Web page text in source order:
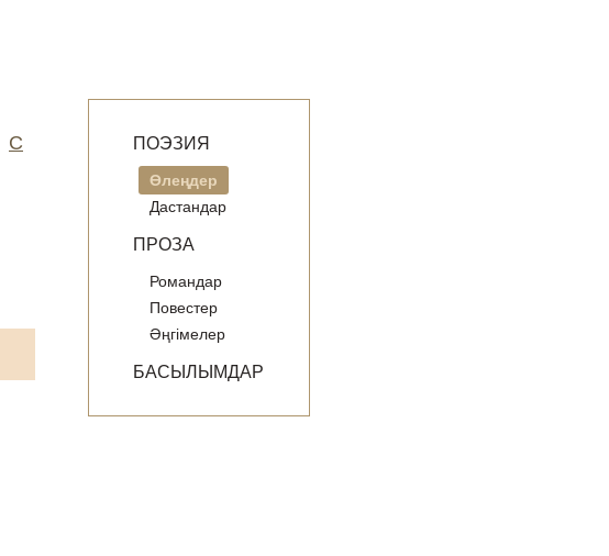
ПОЭЗИЯ
Өлеңдер
Дастандар
ПРОЗА
Романдар
Повестер
Әңгімелер
БАСЫЛЫМДАР
С